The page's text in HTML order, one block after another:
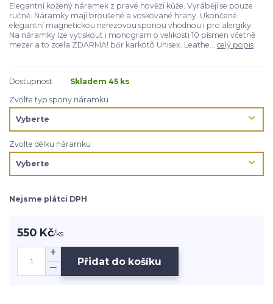
Elegantní kožený náramek z pravé hovězí kůže. Vyrábějí se pouze
ručně. Náramky mají broušené a voskované hrany. Ukončené
elegantní magnetickou nerezovou sponou vhodnou i pro alergiky.
Na náramky lze vytiskout i monogram o velikosti 10 písmen včetně
mezer a to zcela ZDARMA! bőr karkötõ Unisex. Leathe... celý popis
Dostupnost
Skladem 45 ks
Zvolte typ spony náramku
Zvolte délku náramku
Nejsme plátci DPH
550 Kč/ks
Přidat do košíku